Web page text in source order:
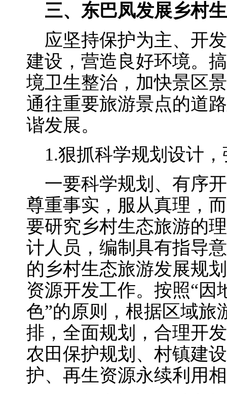
三、东巴凤发展乡村
应坚持保护为主、开
建设，营造良好环境。
境卫生整治，加快景区
通往重要旅游景点的道
谐发展。
1.狠抓科学规划设计，
一要科学规划、有序
尊重事实，服从真理，
要研究乡村生态旅游的
计人员，编制具有指导
的乡村生态旅游发展规
资源开发工作。按照“因
色”的原则，根据区域旅
排，全面规划，合理开
农田保护规划、村镇建
护、再生资源永续利用